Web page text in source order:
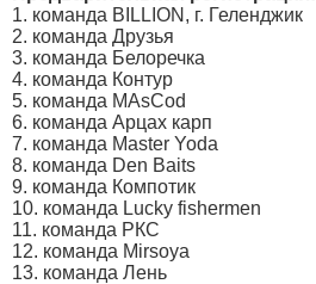
1. команда BILLION, г. Геленджик
2. команда Друзья
3. команда Белоречка
4. команда Контур
5. команда MAsCod
6. команда Арцах карп
7. команда Master Yoda
8. команда Den Baits
9. команда Компотик
10. команда Lucky fishermen
11. команда РКС
12. команда Mirsoya
13. команда Лень